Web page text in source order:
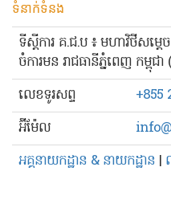
ទំនាក់ទំនង
ទីស្ដីការ គ.ជ.ប ៖ មហាវិថីសម្ដ
ចំការមន រាជធានីភ្នំពេញ កម្ពុជា (
លេខ​ទូរសព្ទ
+855
អ៊ីម៉ែល
អគ្គនាយកដ្ឋាន & នាយកដ្ឋាន |